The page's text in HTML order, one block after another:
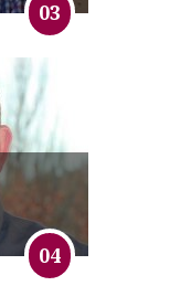
03
04